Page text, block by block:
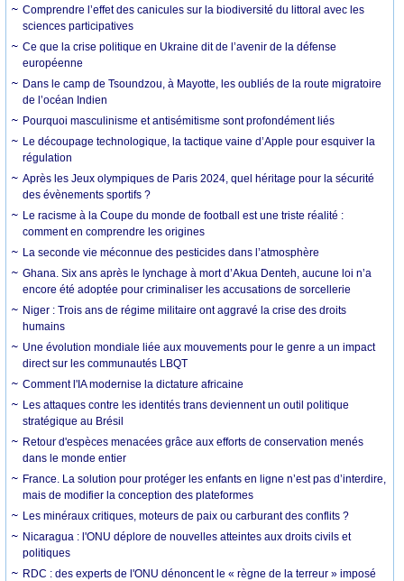
Comprendre l’effet des canicules sur la biodiversité du littoral avec les
sciences participatives
Ce que la crise politique en Ukraine dit de l’avenir de la défense
européenne
Dans le camp de Tsoundzou, à Mayotte, les oubliés de la route migratoire
de l’océan Indien
Pourquoi masculinisme et antisémitisme sont profondément liés
Le découpage technologique, la tactique vaine d’Apple pour esquiver la
régulation
Après les Jeux olympiques de Paris 2024, quel héritage pour la sécurité
des évènements sportifs ?
Le racisme à la Coupe du monde de football est une triste réalité :
comment en comprendre les origines
La seconde vie méconnue des pesticides dans l’atmosphère
Ghana. Six ans après le lynchage à mort d’Akua Denteh, aucune loi n’a
encore été adoptée pour criminaliser les accusations de sorcellerie
Niger : Trois ans de régime militaire ont aggravé la crise des droits
humains
Une évolution mondiale liée aux mouvements pour le genre a un impact
direct sur les communautés LBQT
Comment l'IA modernise la dictature africaine
Les attaques contre les identités trans deviennent un outil politique
stratégique au Brésil
Retour d'espèces menacées grâce aux efforts de conservation menés
dans le monde entier
France. La solution pour protéger les enfants en ligne n’est pas d’interdire,
mais de modifier la conception des plateformes
Les minéraux critiques, moteurs de paix ou carburant des conflits ?
Nicaragua : l'ONU déplore de nouvelles atteintes aux droits civils et
politiques
RDC : des experts de l'ONU dénoncent le « règne de la terreur » imposé